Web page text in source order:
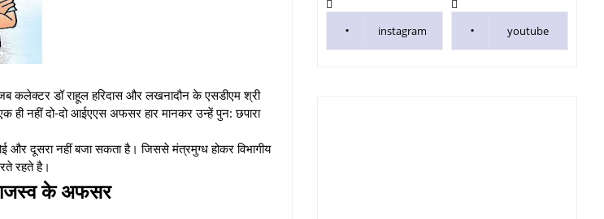
कलेक्टर डॉ राहूल हरिदास और लखनादौन के एसडीएम श्री
ही नहीं दो-दो आईएएस अफसर हार मानकर उन्हें पुन: छपारा
और दूसरा नहीं बजा सकता है। जिससे मंत्रमुग्ध होकर विभागीय
रहते है।
के अफसर
instagram youtube